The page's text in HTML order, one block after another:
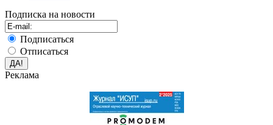
Подписка на новости
Подписаться
Отписаться
Реклама